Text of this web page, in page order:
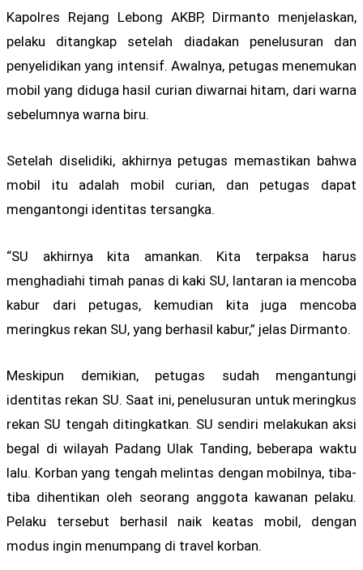
Kapolres Rejang Lebong AKBP, Dirmanto menjelaskan,
pelaku ditangkap setelah diadakan penelusuran dan
penyelidikan yang intensif. Awalnya, petugas menemukan
mobil yang diduga hasil curian diwarnai hitam, dari warna
sebelumnya warna biru.
Setelah diselidiki, akhirnya petugas memastikan bahwa
mobil itu adalah mobil curian, dan petugas dapat
mengantongi identitas tersangka.
“SU akhirnya kita amankan. Kita terpaksa harus
menghadiahi timah panas di kaki SU, lantaran ia mencoba
kabur dari petugas, kemudian kita juga mencoba
meringkus rekan SU, yang berhasil kabur,” jelas Dirmanto.
Meskipun demikian, petugas sudah mengantungi
identitas rekan SU. Saat ini, penelusuran untuk meringkus
rekan SU tengah ditingkatkan. SU sendiri melakukan aksi
begal di wilayah Padang Ulak Tanding, beberapa waktu
lalu. Korban yang tengah melintas dengan mobilnya, tiba-
tiba dihentikan oleh seorang anggota kawanan pelaku.
Pelaku tersebut berhasil naik keatas mobil, dengan
modus ingin menumpang di travel korban.